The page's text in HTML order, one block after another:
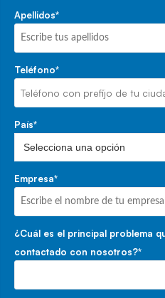
Apellidos*
Teléfono*
País*
Empresa*
¿Cuál es el principal problema
contactado con nosotros?*